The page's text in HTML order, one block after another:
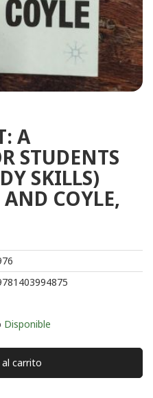
A
STUDENTS
SKILLS)
COYLE,
Disponible
al carrito